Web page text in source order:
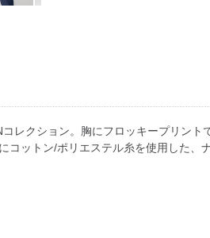
レクション。胸にフロッキープリン
ットン/ポリエステル糸を使用した、